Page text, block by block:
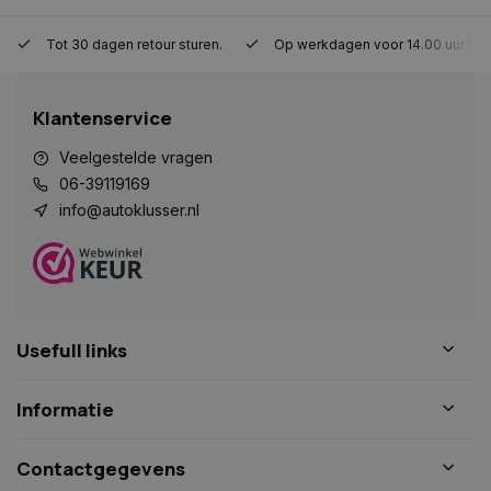
Tot 30 dagen retour sturen. Op werkdagen voor 14.00 uur
Klantenservice
Veelgestelde vragen
06-39119169
info@autoklusser.nl
Usefull links
Informatie
Contactgegevens
kernfunctionaliteiten van de website mogelijk, zoals
website kan niet goed worden gebruikt zonder de
Naam